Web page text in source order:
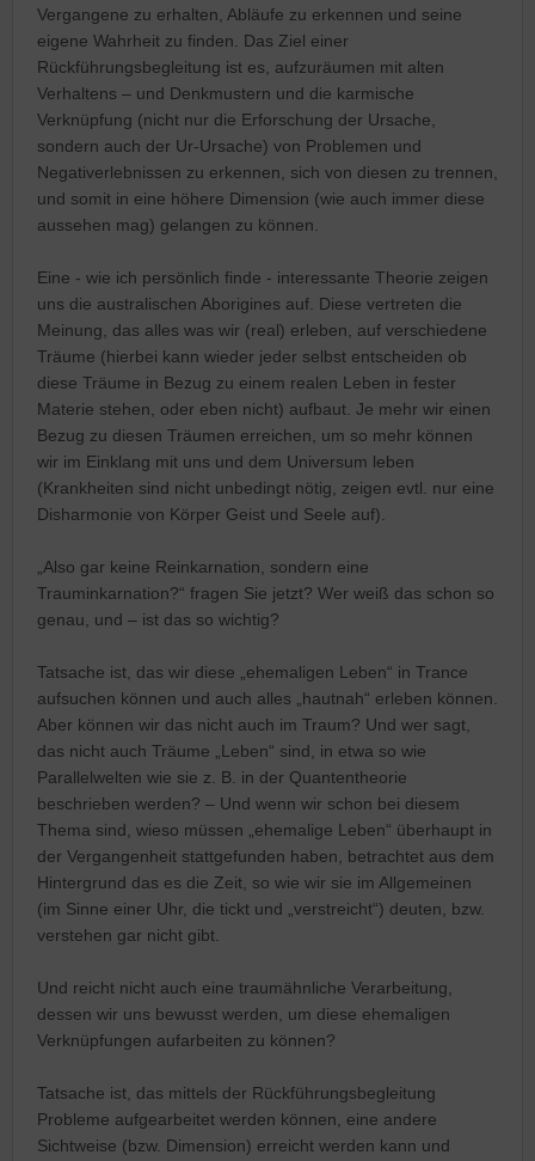
Vergangene zu erhalten, Abläufe zu erkennen und seine
eigene Wahrheit zu finden. Das Ziel einer
Rückführungsbegleitung ist es, aufzuräumen mit alten
Verhaltens – und Denkmustern und die karmische
Verknüpfung (nicht nur die Erforschung der Ursache,
sondern auch der Ur-Ursache) von Problemen und
Negativerlebnissen zu erkennen, sich von diesen zu trennen,
und somit in eine höhere Dimension (wie auch immer diese
aussehen mag) gelangen zu können.
Eine - wie ich persönlich finde - interessante Theorie zeigen
uns die australischen Aborigines auf. Diese vertreten die
Meinung, das alles was wir (real) erleben, auf verschiedene
Träume (hierbei kann wieder jeder selbst entscheiden ob
diese Träume in Bezug zu einem realen Leben in fester
Materie stehen, oder eben nicht) aufbaut. Je mehr wir einen
Bezug zu diesen Träumen erreichen, um so mehr können
wir im Einklang mit uns und dem Universum leben
(Krankheiten sind nicht unbedingt nötig, zeigen evtl. nur eine
Disharmonie von Körper Geist und Seele auf).
„Also gar keine Reinkarnation, sondern eine
Trauminkarnation?“ fragen Sie jetzt? Wer weiß das schon so
genau, und – ist das so wichtig?
Tatsache ist, das wir diese „ehemaligen Leben“ in Trance
aufsuchen können und auch alles „hautnah“ erleben können.
Aber können wir das nicht auch im Traum? Und wer sagt,
das nicht auch Träume „Leben“ sind, in etwa so wie
Parallelwelten wie sie z. B. in der Quantentheorie
beschrieben werden? – Und wenn wir schon bei diesem
Thema sind, wieso müssen „ehemalige Leben“ überhaupt in
der Vergangenheit stattgefunden haben, betrachtet aus dem
Hintergrund das es die Zeit, so wie wir sie im Allgemeinen
(im Sinne einer Uhr, die tickt und „verstreicht“) deuten, bzw.
verstehen gar nicht gibt.
Und reicht nicht auch eine traumähnliche Verarbeitung,
dessen wir uns bewusst werden, um diese ehemaligen
Verknüpfungen aufarbeiten zu können?
Tatsache ist, das mittels der Rückführungsbegleitung
Probleme aufgearbeitet werden können, eine andere
Sichtweise (bzw. Dimension) erreicht werden kann und